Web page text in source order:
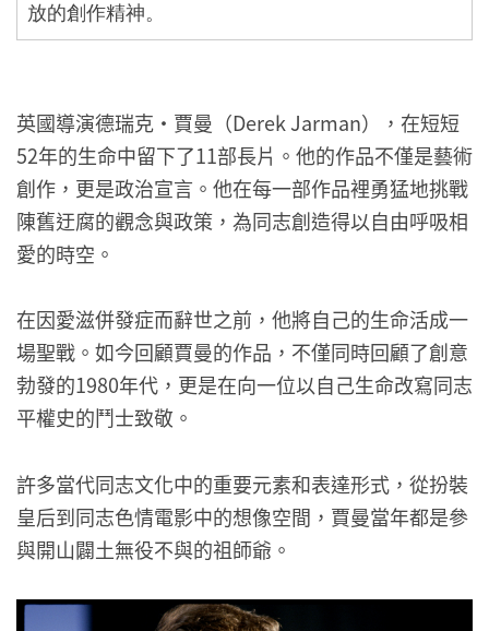
放的創作精神。
英國導演德瑞克・賈曼（Derek Jarman），在短短
52年的生命中留下了11部長片。他的作品不僅是藝術
創作，更是政治宣言。他在每一部作品裡勇猛地挑戰
陳舊迂腐的觀念與政策，為同志創造得以自由呼吸相
愛的時空。
在因愛滋併發症而辭世之前，他將自己的生命活成一
場聖戰。如今回顧賈曼的作品，不僅同時回顧了創意
勃發的1980年代，更是在向一位以自己生命改寫同志
平權史的鬥士致敬。
許多當代同志文化中的重要元素和表達形式，從扮裝
皇后到同志色情電影中的想像空間，賈曼當年都是參
與開山闢土無役不與的祖師爺。